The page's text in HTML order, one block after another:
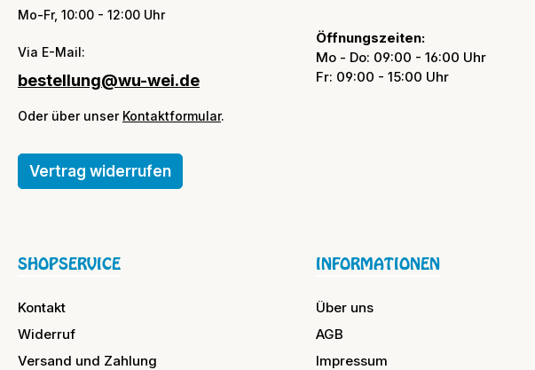
Mo-Fr, 10:00 - 12:00 Uhr
Via E-Mail:
bestellung@wu-wei.de
Oder über unser Kontaktformular.
Vertrag widerrufen
SHOPSERVICE
Kontakt
Widerruf
Versand und Zahlung
INFORMATIONEN
Über uns
AGB
Impressum
Öffnungszeiten:
Mo - Do: 09:00 - 16:00 Uhr
Fr: 09:00 - 15:00 Uhr